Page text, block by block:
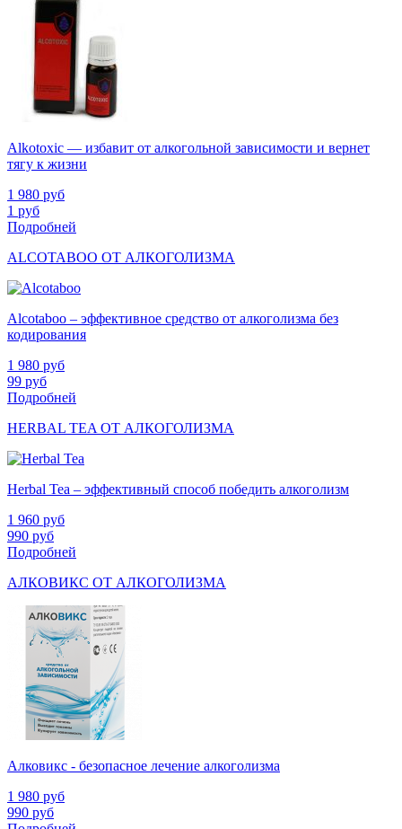
Alkotoxic — избавит от алкогольной зависимости и вернет
тягу к жизни
1 980 руб
1 руб
Подробней
ALCOTABOO ОТ АЛКОГОЛИЗМА
Alcotaboo – эффективное средство от алкоголизма без
кодирования
1 980 руб
99 руб
Подробней
HERBAL TEA ОТ АЛКОГОЛИЗМА
Herbal Tea – эффективный способ победить алкоголизм
1 960 руб
990 руб
Подробней
АЛКОВИКС ОТ АЛКОГОЛИЗМА
Алковикс - безопасное лечение алкоголизма
1 980 руб
990 руб